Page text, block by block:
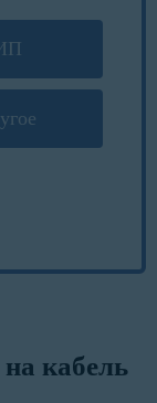
кабель